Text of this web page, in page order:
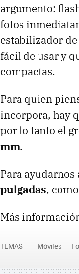
argumento:
fotos
estabilizador
fácil de usar y
compactas.
Para quien
incorpora, hay
por lo tanto el
mm.
Para ayudarnos
pulgadas,
Más
TEMAS Móviles